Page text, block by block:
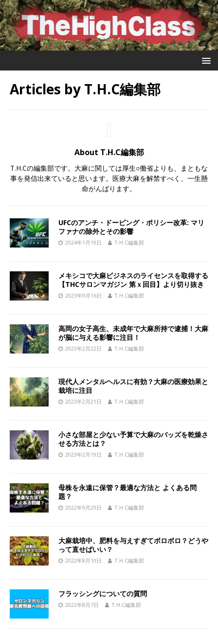
Articles by T.H.C編集部
About T.H.C編集部
T.H.Cの編集部です。大麻に関しては厚生○働省よりも、まともな
事を発信出来ていると思います。医療大麻を解禁すべく、一生懸
命がんばります。
UFCのアンチ・ドーピング・ポリシー改革: マリ
ファナの除外とその影響
2024年1月19日 T.H.C編集部
メキシコで大麻ビジネスのライセンスを取得する
【THCサロンマガジン 第ｘ回目】より切り抜き
2023年9月16日 T.H.C編集部
高岡の女子高生、未成年で大麻所持で逮捕！大麻
が脳に与える影響に注目！
2023年2月22日 T.H.C編集部
現代人メンタルヘルスに有効？大麻の医療効果と
栽培に注目
2023年2月21日 T.H.C編集部
小さな部屋と少ない予算で大麻のバッズを乾燥さ
せる方法とは？
2023年2月19日 T.H.C編集部
母株を永遠に保管？最適な方法と よくある問
題？
2022年9月29日 T.H.C編集部
大麻栽培中、肥料を与えすぎてボロボロ？どうや
って直せばいい？
2022年8月10日 T.H.C編集部
フラッシングについての質問
2022年8月7日 T.H.C編集部